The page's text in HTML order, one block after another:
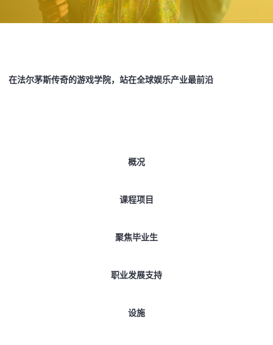
在法尔茅斯传奇的游戏学院，站在全球娱乐产业最前沿
概况
课程项目
聚焦毕业生
职业发展支持
设施